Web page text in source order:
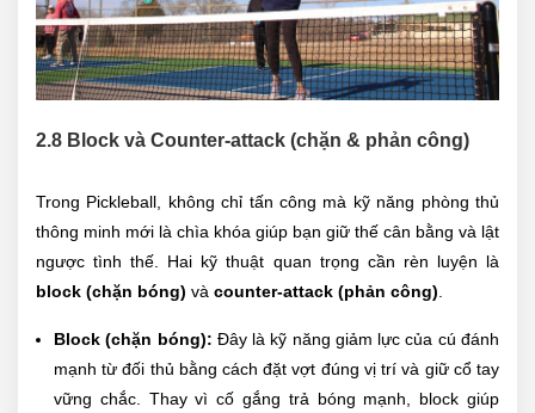
2.8 Block và Counter-attack (chặn & phản công)
Trong Pickleball, không chỉ tấn công mà kỹ năng phòng thủ
thông minh mới là chìa khóa giúp bạn giữ thế cân bằng và lật
ngược tình thế. Hai kỹ thuật quan trọng cần rèn luyện là
block (chặn bóng) và counter-attack (phản công).
Block (chặn bóng): Đây là kỹ năng giảm lực của cú đánh
mạnh từ đối thủ bằng cách đặt vợt đúng vị trí và giữ cổ tay
vững chắc. Thay vì cố gắng trả bóng mạnh, block giúp